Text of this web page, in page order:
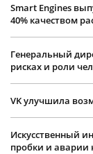
Smart Engines
40% качеством
Генеральный
рисках и роли
VK улучшила
Искусственный
пробки и аварии